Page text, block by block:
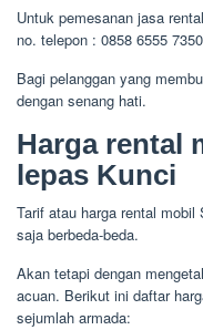
Untuk pemesanan jasa
no. telepon : 0858 6555
Bagi pelanggan yang
dengan senang hati.
Harga rental
lepas Kunci
Tarif atau harga rental
saja berbeda-beda.
Akan tetapi dengan
acuan. Berikut ini daftar
sejumlah armada: